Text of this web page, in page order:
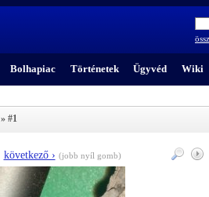
Bolhapiac Történetek Ügyvéd Wiki
» #1
következő › (jobb nyíl gomb)